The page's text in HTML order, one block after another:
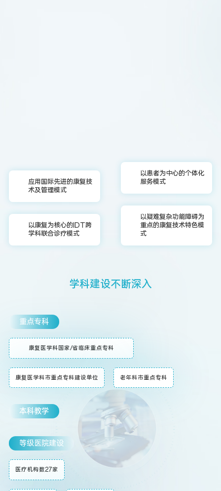
应用国际先进的康复技
术及管理模式
以康复为核心的IDT跨
学科联合诊疗模式
以患者为中心的个体化
服务模式
以疑难复杂功能障碍为
重点的康复技术特色模
式
学科建设不断深入
重点专科
康复医学科国家/省临床重点专科
康复医学科市重点专科建设单位 老年科市重点专科
本科教学
等级医院建设
医疗机构数27家